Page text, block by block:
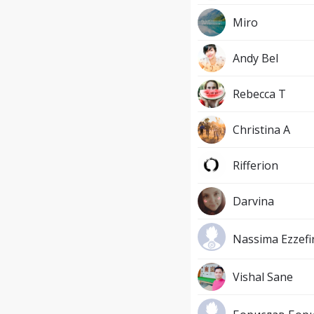
Miro
Andy Bel
Rebecca T
Christina A
Rifferion
Darvina
Nassima
Vishal Sane